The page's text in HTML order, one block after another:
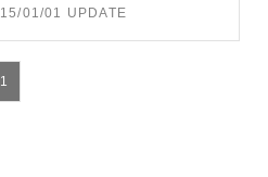
15/01/01 UPDATE
1